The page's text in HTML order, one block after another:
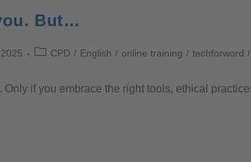
But…
CPD / English / online training / techforword /
if you embrace the right tools, ethical